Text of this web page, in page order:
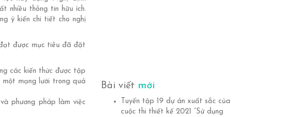
nhiều thông tin hữu ích.
ý kiến chi tiết cho nghị
được mục tiêu đã đặt
các kiến thức được tập
một mạng lưới trong quá
phương pháp làm việc
Bài viết mới
Tuyển tập 19 dự án xuất sắc của
cuộc thi thiết kế 2021 “Sử dụng